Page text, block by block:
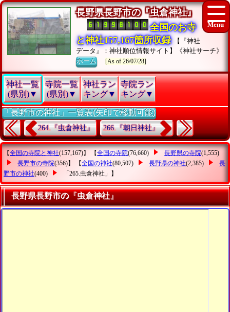
長野県長野市の『虫倉神社』
全国のお寺
と神社157,167箇所収録
【『神社
データ』：神社順位情報サイト】《神社サーチ》
ホーム
[As of 26/07/28]
神社一覧
(県別)▼
寺院一覧
(県別)▼
神社ラン
キング▼
寺院ラン
キング▼
「長野市の神社」一覧表(矢印で移動可能)
264.『虫倉神社』 266.『朝日神社』
【全国の寺院と神社(157,167)】 【全国の寺院(76,660) 長野県の寺院(1,555)
長野市の寺院(356)】 【全国の神社(80,507) 長野県の神社(2,385)
長
野市の神社(400) 「265.虫倉神社」 】
長野県長野市の『虫倉神社』